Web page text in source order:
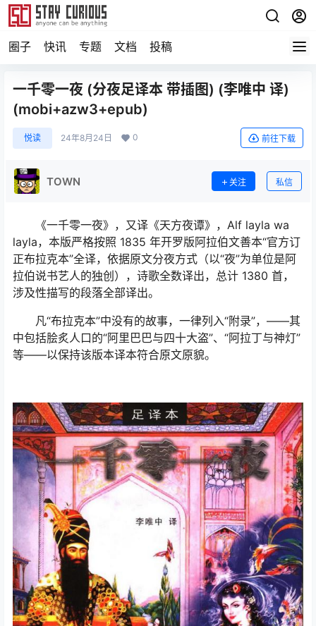
圈子 快讯 专题 文档 投稿
一千零一夜 (分夜足译本 带插图) (李唯中 译)
(mobi+azw3+epub)
悦读 24年8月24日 0 前往下载
TOWN 关注 私信
《一千零一夜》，又译《天方夜谭》，Alf layla wa
layla，本版严格按照 1835 年开罗版阿拉伯文善本“官方订
正布拉克本”全译，依据原文分夜方式（以“夜”为单位是阿
拉伯说书艺人的独创），诗歌全数译出，总计 1380 首，
涉及性描写的段落全部译出。
凡“布拉克本”中没有的故事，一律列入“附录”，——其
中包括脍炙人口的“阿里巴巴与四十大盗”、“阿拉丁与神灯”
等——以保持该版本译本符合原文原貌。